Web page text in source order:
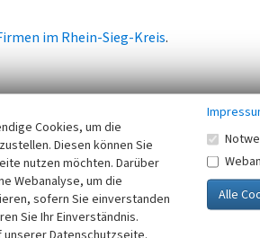
im Rhein-Sieg-Kreis.
Kleine Geschichte der
2. verbesserte und ergänzte
Cookies, um die
Diesen können Sie
nutzen möchten. Darüber
Webanalyse, um die
sofern Sie einverstanden
Sie Ihr Einverständnis.
Datenschutzseite.